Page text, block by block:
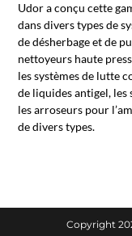
Udor a conçu cette
dans divers types de
de désherbage et de
nettoyeurs haute
les systèmes de lutte
de liquides antigel, les
les arroseurs pour
de divers types.
Copyright